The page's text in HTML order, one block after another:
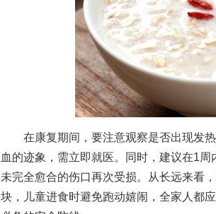
在康复期间，要注意观察是否出现发热
血的迹象，需立即就医。同时，建议在1
未完全愈合的伤口再次受损。从长远来看
块，儿童进食时避免跑动嬉闹，全家人都